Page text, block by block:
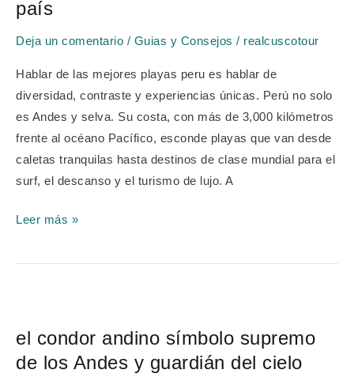
país
Deja un comentario / Guias y Consejos / realcuscotour
Hablar de las mejores playas peru es hablar de
diversidad, contraste y experiencias únicas. Perú no solo
es Andes y selva. Su costa, con más de 3,000 kilómetros
frente al océano Pacífico, esconde playas que van desde
caletas tranquilas hasta destinos de clase mundial para el
surf, el descanso y el turismo de lujo. A
completa
descubrir
el
paraíso
costero
del
país
Leer más »
el condor andino símbolo supremo
de los Andes y guardián del cielo
andino
símbolo